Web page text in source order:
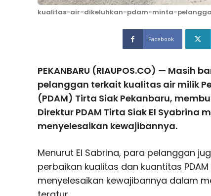
kualitas-air-dikeluhkan-pdam-minta-
Facebook
PEKANBARU (RIAUPOS.CO) — Masih
pelanggan terkait kualitas air milik
(PDAM) Tirta Siak Pekanbaru,
Direktur PDAM Tirta Siak El
menyelesaikan kewajibannya.
Menurut El Sabrina, para pelanggan
perbaikan kualitas dan kuantitas
menyelesaikan kewajibannya dalam